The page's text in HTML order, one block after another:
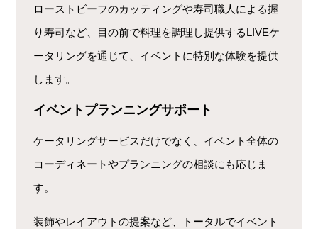
ローストビーフのカッティングや寿司職人による握
り寿司など、目の前で料理を調理し提供するLIVEケ
ータリングを通じて、イベントに特別な体験を提供
します。
イベントプランニングサポート
ケータリングサービスだけでなく、イベント全体の
コーディネートやプランニングの相談にも応じま
す。
装飾やレイアウトの提案など、トータルでイベント